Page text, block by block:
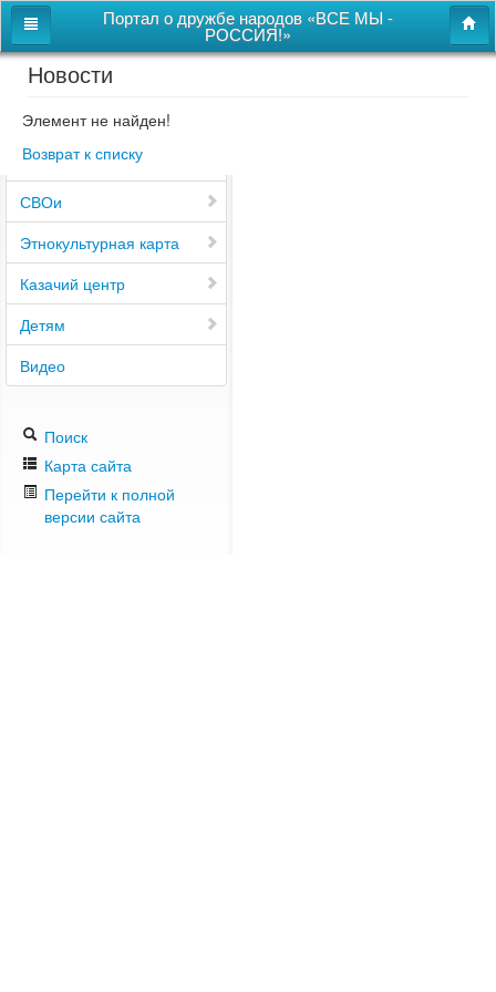
Портал о дружбе народов «ВСЕ МЫ -
РОССИЯ!»
Главная
Дом дружбы народов
Новости
СВОи
Этнокультурная карта
Казачий центр
Детям
Видео
Поиск
Карта сайта
Перейти к полной
версии сайта
Новости
Элемент не найден!
Возврат к списку